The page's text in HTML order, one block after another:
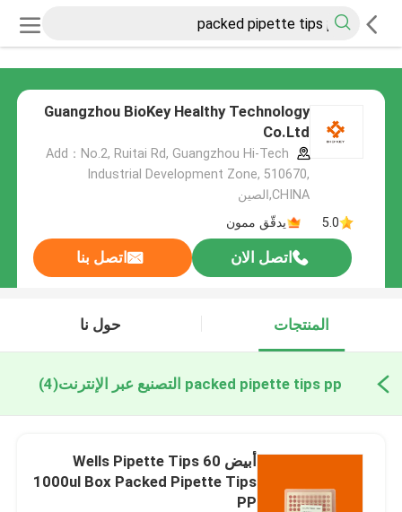
Guangzhou BioKey Healthy Technology
Co.Ltd
Add：No.2, Ruitai Rd, Guangzhou Hi-Tech
Industrial Development Zone, 510670,
CHINA,الصين
5.0
يدقّق ممون
اتصل الان اتصل بنا
المنتجات حول نا
packed pipette tips pp التصنيع عبر الإنترنت (4)
أبيض 60 Wells Pipette Tips
1000ul Box Packed Pipette Tips
PP